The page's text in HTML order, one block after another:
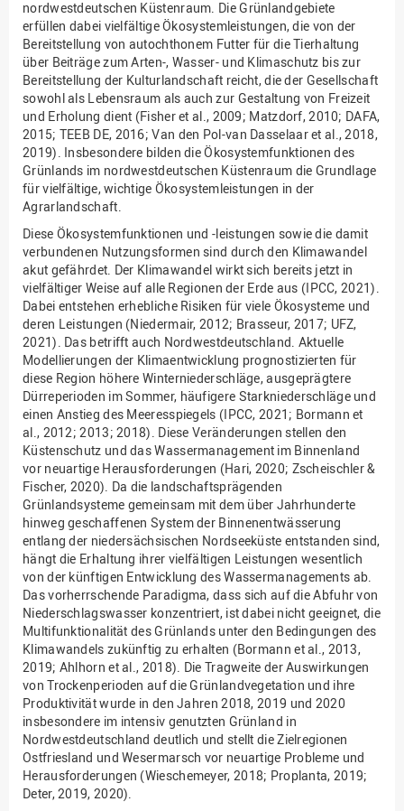
nordwestdeutschen Küstenraum. Die Grünlandgebiete
erfüllen dabei vielfältige Ökosystemleistungen, die von der
Bereitstellung von autochthonem Futter für die Tierhaltung
über Beiträge zum Arten-, Wasser- und Klimaschutz bis zur
Bereitstellung der Kulturlandschaft reicht, die der Gesellschaft
sowohl als Lebensraum als auch zur Gestaltung von Freizeit
und Erholung dient (Fisher et al., 2009; Matzdorf, 2010; DAFA,
2015; TEEB DE, 2016; Van den Pol-van Dasselaar et al., 2018,
2019). Insbesondere bilden die Ökosystemfunktionen des
Grünlands im nordwestdeutschen Küstenraum die Grundlage
für vielfältige, wichtige Ökosystemleistungen in der
Agrarlandschaft.
Diese Ökosystemfunktionen und -leistungen sowie die damit
verbundenen Nutzungsformen sind durch den Klimawandel
akut gefährdet. Der Klimawandel wirkt sich bereits jetzt in
vielfältiger Weise auf alle Regionen der Erde aus (IPCC, 2021).
Dabei entstehen erhebliche Risiken für viele Ökosysteme und
deren Leistungen (Niedermair, 2012; Brasseur, 2017; UFZ,
2021). Das betrifft auch Nordwestdeutschland. Aktuelle
Modellierungen der Klimaentwicklung prognostizierten für
diese Region höhere Winterniederschläge, ausgeprägtere
Dürreperioden im Sommer, häufigere Starkniederschläge und
einen Anstieg des Meeresspiegels (IPCC, 2021; Bormann et
al., 2012; 2013; 2018). Diese Veränderungen stellen den
Küstenschutz und das Wassermanagement im Binnenland
vor neuartige Herausforderungen (Hari, 2020; Zscheischler &
Fischer, 2020). Da die landschaftsprägenden
Grünlandsysteme gemeinsam mit dem über Jahrhunderte
hinweg geschaffenen System der Binnenentwässerung
entlang der niedersächsischen Nordseeküste entstanden sind,
hängt die Erhaltung ihrer vielfältigen Leistungen wesentlich
von der künftigen Entwicklung des Wassermanagements ab.
Das vorherrschende Paradigma, dass sich auf die Abfuhr von
Niederschlagswasser konzentriert, ist dabei nicht geeignet, die
Multifunktionalität des Grünlands unter den Bedingungen des
Klimawandels zukünftig zu erhalten (Bormann et al., 2013,
2019; Ahlhorn et al., 2018). Die Tragweite der Auswirkungen
von Trockenperioden auf die Grünlandvegetation und ihre
Produktivität wurde in den Jahren 2018, 2019 und 2020
insbesondere im intensiv genutzten Grünland in
Nordwestdeutschland deutlich und stellt die Zielregionen
Ostfriesland und Wesermarsch vor neuartige Probleme und
Herausforderungen (Wieschemeyer, 2018; Proplanta, 2019;
Deter, 2019, 2020).